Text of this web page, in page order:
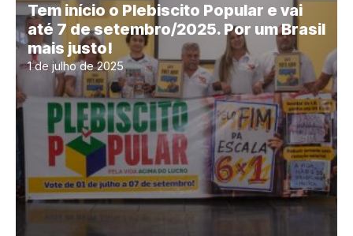
Tem início o Plebiscito Popular e vai
até 7 de setembro/2025. Por um Brasil
mais justo!
1 de julho de 2025